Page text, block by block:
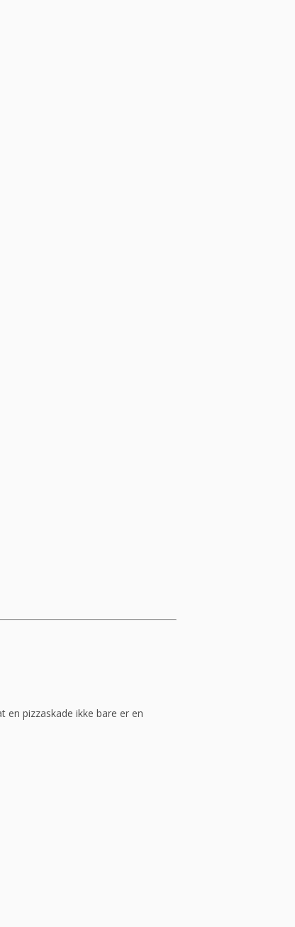
pizzaskade ikke bare er en